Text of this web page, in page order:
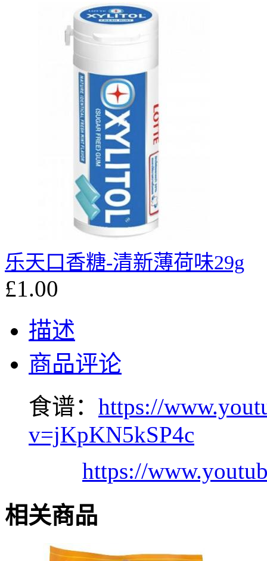
乐天口香糖-清新薄荷味29g
£1.00
描述
商品评论
食谱： https://
v=jKpKN5kSP4c
https://
相关商品